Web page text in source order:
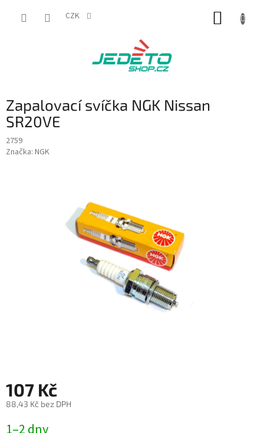
CZK
Zapalovací svíčka NGK Nissan
SR20VE
2759
Značka: NGK
107 Kč
88,43 Kč bez DPH